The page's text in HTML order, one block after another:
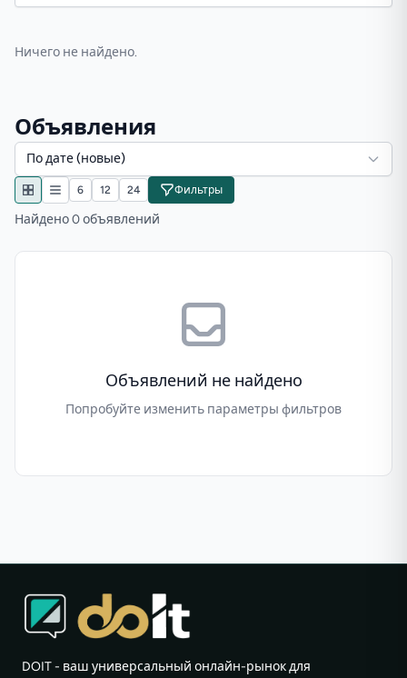
Ничего не найдено.
Объявления
По дате (новые)
6 12 24 Фильтры
Найдено 0 объявлений
Объявлений не найдено
Попробуйте изменить параметры фильтров
DOIT - ваш универсальный онлайн-рынок для